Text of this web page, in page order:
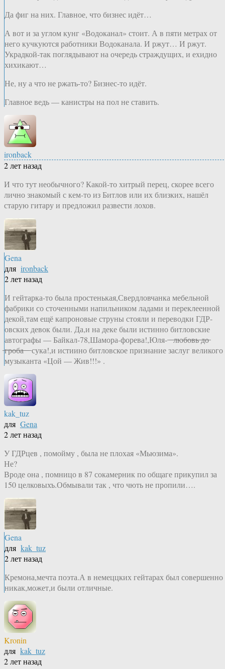
Да фиг на них. Главное, что бизнес идёт…
А вот и за углом кунг «Водоканал» стоит. А в пяти метрах от
него кучкуются работники Водоканала. И ржут… И ржут.
Украдкой-так поглядывают на очередь страждущих, и ехидно
хихикают…
Не, ну а что не ржать-то? Бизнес-то идёт.
Главное ведь — канистры на пол не ставить.
ironback
2 лет назад
И что тут необычного? Какой-то хитрый перец, скорее всего
лично знакомый с кем-то из Битлов или их близких, нашёл
старую гитару и предложил развести лохов.
Gena
для ironback
2 лет назад
И гейтарка-то была простенькая,Свердловчанка мебельной
фабрики со сточенными напильником ладами и переклеенной
декой,там ещё капроновые струны стояли и переводки ГДР-
овских девок были. Да,и на деке были истинно битловские
автографы — Байкал-78,Шамора-форева!,Юля- ̶ ̶ ̶л̶ю̶б̶о̶в̶ь̶ ̶д̶о̶
̶г̶р̶о̶б̶а̶ ̶ ̶ ̶ сука!,и истиино битловское признание заслуг великого
музыканта «Цой — Жив!!!» .
kak_tuz
для Gena
2 лет назад
У ГДРцев , помойму , была не плохая «Мьюзима».
Не?
Вроде она , помницо в 87 сокамерник по общаге прикупил за
150 целковыхъ.Обмывали так , что чють не пропили….
Gena
для kak_tuz
2 лет назад
Кремона,мечта поэта.А в немеццких гейтарах был совершенно
никак,может,и были отличные.
Kronin
для kak_tuz
2 лет назад